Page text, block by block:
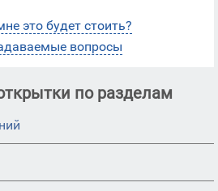
это будет стоить?
вопросы
по разделам